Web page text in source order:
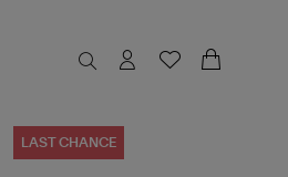
LAST CHANCE